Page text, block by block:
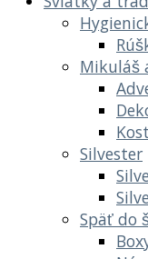
Mikuláš
Silvester
Späť do